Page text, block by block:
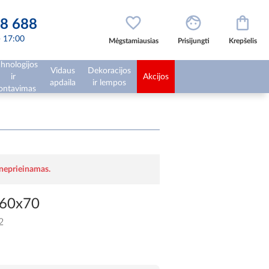
688
17:00 Mėgstamiausias Prisijungti Krepšelis
ir
Vidaus
apdaila
Dekoracijos
ir lempos
Akcijos